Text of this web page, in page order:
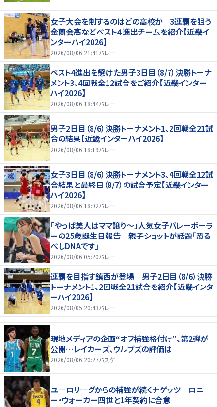
女子大会を制するのはどの高校か 3連覇を狙う
金蘭会高などベスト４進出チームを紹介【近畿イ
ンターハイ2026】
2026/08/06 21:41 バレー
ベスト4進出を懸けた男子3日目（8/7）決勝トーナ
メント3、4回戦全12試合をご紹介【近畿インター
ハイ2026】
2026/08/06 18:44バレー
男子2日目（8/6）決勝トーナメント1、2回戦全21試
合の結果【近畿インターハイ2026】
2026/08/06 18:19バレー
女子3日目（8/6）決勝トーナメント3、4回戦全12試
合結果と最終日（8/7）の試合予定【近畿インター
ハイ2026】
2026/08/06 18:02バレー
「やっぱ美人はママ譲り～」人気女子バレーボーラ
ーの25歳誕生日報告 親子ショットが話題「恐る
べしDNAです」
2026/08/06 05:20バレー
連覇を目指す鎮西が登場 男子2日目（8/6）決勝
トーナメント1、2回戦全21試合を紹介【近畿インタ
ーハイ2026】
2026/08/05 20:43バレー
現地メディアの企画“オフ補強格付け”、第2弾が
公開…レイカーズ、ウルブズの評価は
2026/08/06 20:27バスケ
ユーロリーグからの補強が続くナゲッツ…ロニ
ー・ウォーカー四世と1年契約に合意